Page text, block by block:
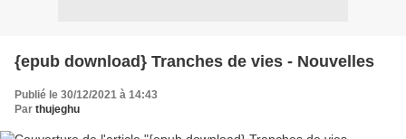
{epub download} Tranches de vies - Nouvelles
Publié le 30/12/2021 à 14:43
Par thujeghu